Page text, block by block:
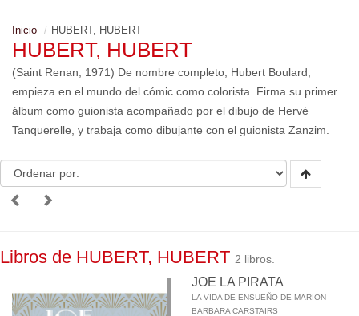
Inicio HUBERT, HUBERT
HUBERT, HUBERT
(Saint Renan, 1971) De nombre completo, Hubert Boulard,
empieza en el mundo del cómic como colorista. Firma su primer
álbum como guionista acompañado por el dibujo de Hervé
Tanquerelle, y trabaja como dibujante con el guionista Zanzim.
Libros de HUBERT, HUBERT 2 libros.
JOE LA PIRATA
LA VIDA DE ENSUEÑO DE MARION
BARBARA CARSTAIRS